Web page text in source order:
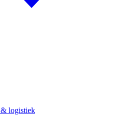
logistiek